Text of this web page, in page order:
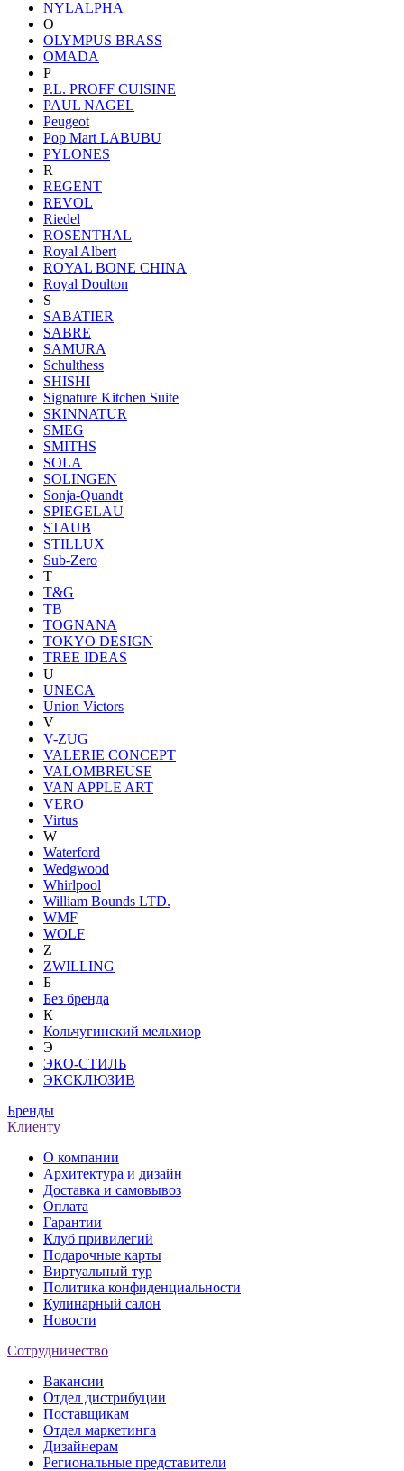
NYLALPHA
O
OLYMPUS BRASS
OMADA
P
P.L. PROFF CUISINE
PAUL NAGEL
Peugeot
Pop Mart LABUBU
PYLONES
R
REGENT
REVOL
Riedel
ROSENTHAL
Royal Albert
ROYAL BONE CHINA
Royal Doulton
S
SABATIER
SABRE
SAMURA
Schulthess
SHISHI
Signature Kitchen Suite
SKINNATUR
SMEG
SMITHS
SOLA
SOLINGEN
Sonja-Quandt
SPIEGELAU
STAUB
STILLUX
Sub-Zero
T
T&G
TB
TOGNANA
TOKYO DESIGN
TREE IDEAS
U
UNECA
Union Victors
V
V-ZUG
VALERIE CONCEPT
VALOMBREUSE
VAN APPLE ART
VERO
Virtus
W
Waterford
Wedgwood
Whirlpool
William Bounds LTD.
WMF
WOLF
Z
ZWILLING
Б
Без бренда
К
Кольчугинский мельхиор
Э
ЭКО-СТИЛЬ
ЭКСКЛЮЗИВ
Бренды
Клиенту
О компании
Архитектура и дизайн
Доставка и самовывоз
Оплата
Гарантии
Клуб привилегий
Подарочные карты
Виртуальный тур
Политика конфиденциальности
Кулинарный салон
Новости
Сотрудничество
Вакансии
Отдел дистрибуции
Поставщикам
Отдел маркетинга
Дизайнерам
Региональные представители